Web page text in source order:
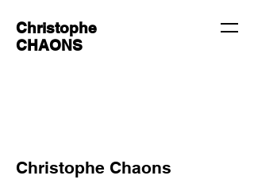
Christophe
CHAONS
Christophe Chaons